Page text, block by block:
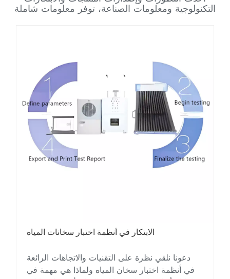
التكنولوجية ومعلومات الصناعة، توفر معلومات شاملة
الابتكار في أنظمة اختبار سخانات المياه
دعونا نلقي نظرة على التقنيات والاتجاهات الرائعة
في أنظمة اختبار سخان المياه ولماذا هي مهمة في